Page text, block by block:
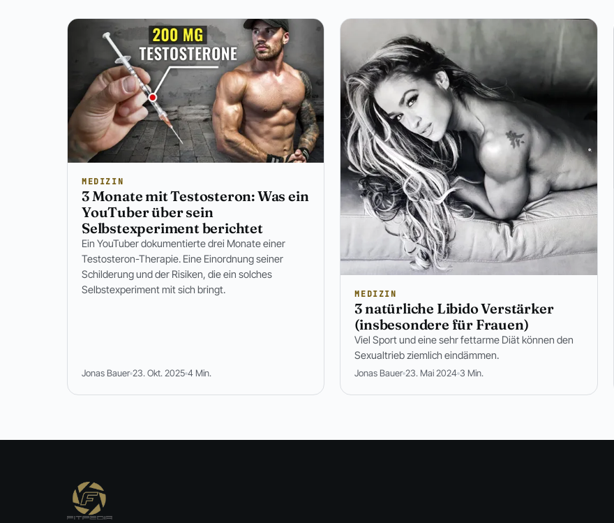
MEDIZIN
3 Monate mit Testosteron: Was ein
YouTuber über sein
Selbstexperiment berichtet
Ein YouTuber dokumentierte drei Monate einer
Testosteron-Therapie. Eine Einordnung seiner
Schilderung und der Risiken, die ein solches
Selbstexperiment mit sich bringt.
Jonas Bauer 23. Okt. 2025 4 Min.
MEDIZIN
3 natürliche Libido Verstärker
(insbesondere für Frauen)
Viel Sport und eine sehr fettarme Diät können den
Sexualtrieb ziemlich eindämmen.
Jonas Bauer 23. Mai 2024 3 Min.